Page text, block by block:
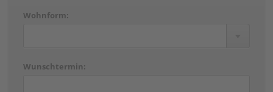
Wohnform:
Wunschtermin: